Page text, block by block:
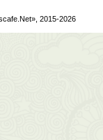
2015-2026